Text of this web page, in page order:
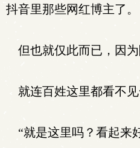
抖音里那些网红博主了。
但也就仅此而已，因为
就连百姓这里都看不见
“就是这里吗？看起来